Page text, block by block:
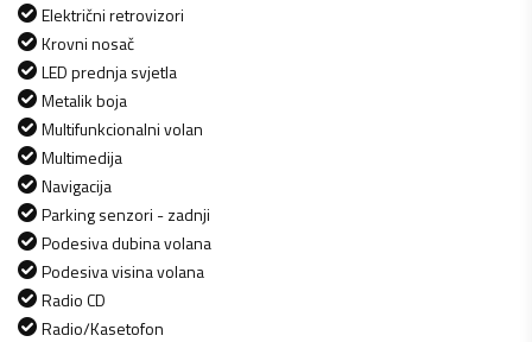
Električni retrovizori
Krovni nosač
LED prednja svjetla
Metalik boja
Multifunkcionalni volan
Multimedija
Navigacija
Parking senzori - zadnji
Podesiva dubina volana
Podesiva visina volana
Radio CD
Radio/Kasetofon